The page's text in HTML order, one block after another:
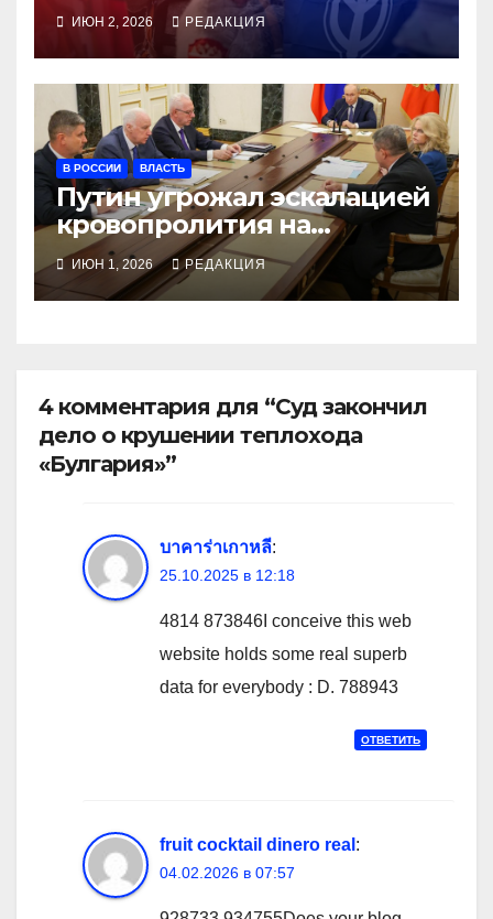
ИЮН 2, 2026 РЕДАКЦИЯ
В РОССИИ ВЛАСТЬ
Путин угрожал эскалацией
кровопролития на
совещании по
Старобельску
ИЮН 1, 2026 РЕДАКЦИЯ
4 комментария для “Суд закончил
дело о крушении теплохода
«Булгария»”
บาคาร่าเกาหลี:
25.10.2025 в 12:18
4814 873846I conceive this web
website holds some real superb
data for everybody : D. 788943
ОТВЕТИТЬ
fruit cocktail dinero real :
04.02.2026 в 07:57